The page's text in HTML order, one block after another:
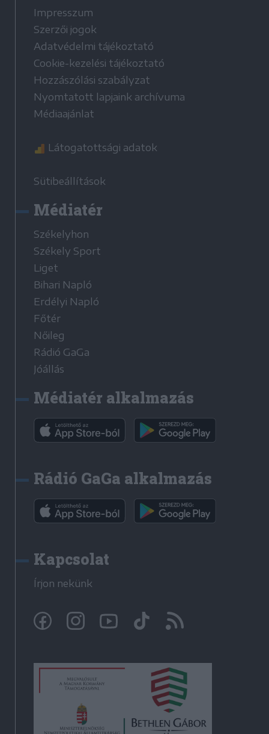
Impresszum
Szerzői jogok
Adatvédelmi tájékoztató
Cookie-kezelési tájékoztató
Hozzászólási szabályzat
Nyomtatott lapjaink archívuma
Médiaajánlat
Látogatottsági adatok
Sütibeállítások
Médiatér
Székelyhon
Székely Sport
Liget
Bihari Napló
Erdélyi Napló
Főtér
Nőileg
Rádió GaGa
Jóállás
Médiatér alkalmazás
Rádió GaGa alkalmazás
Kapcsolat
Írjon nekünk